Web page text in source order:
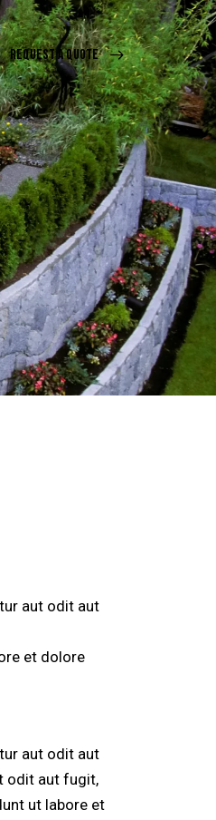
REQUEST A QUOTE
aut odit aut
et dolore
aut odit aut
odit aut fugit,
ut labore et